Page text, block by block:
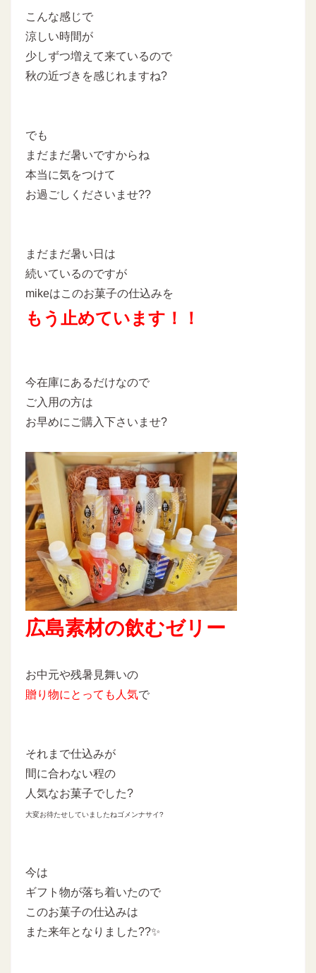
こんな感じで
涼しい時間が
少しずつ増えて来ているので
秋の近づきを感じれますね?
でも
まだまだ暑いですからね
本当に気をつけて
お過ごしくださいませ??
まだまだ暑い日は
続いているのですが
mikeはこのお菓子の仕込みを
もう止めています！！
今在庫にあるだけなので
ご入用の方は
お早めにご購入下さいませ?
広島素材の飲むゼリー
お中元や残暑見舞いの
贈り物にとっても人気で
それまで仕込みが
間に合わない程の
人気なお菓子でした?
大変お待たせしていましたねゴメンナサイ?
今は
ギフト物が落ち着いたので
このお菓子の仕込みは
また来年となりました??✨